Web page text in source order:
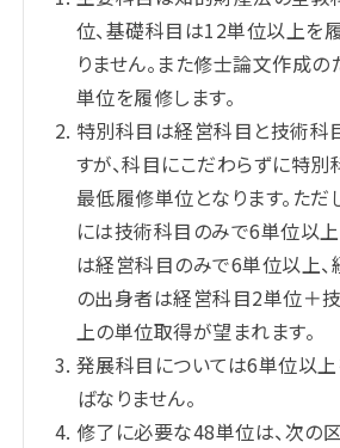
位、基礎科目は12単位以上を
りません。また修士論文作成
単位を履修します。
特別科目は経営科目と技術科
すが、科目にこだわらずに特
最低履修単位となります。た
には技術科目のみで6単位以
は経営科目のみで6単位以上、
の出身者は経営科目2単位＋
上の単位取得が望まれます。
発展科目については6単位以
ばなりません。
修了に必要な48単位は、次の